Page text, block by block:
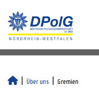
Über uns Gremien